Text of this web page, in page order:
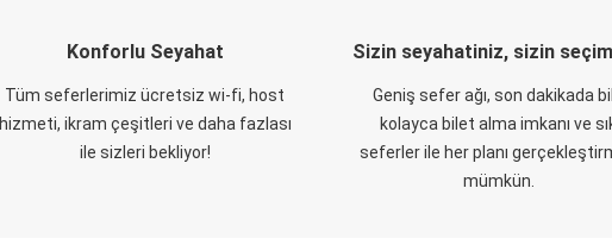
Konforlu Seyahat
Tüm seferlerimiz ücretsiz wi-fi, host
hizmeti, ikram çeşitleri ve daha fazlası
ile sizleri bekliyor!
Sizin seyahatiniz, sizin
Geniş sefer ağı, son dakikada
kolayca bilet alma imkanı ve
seferler ile her planı
mümkün.